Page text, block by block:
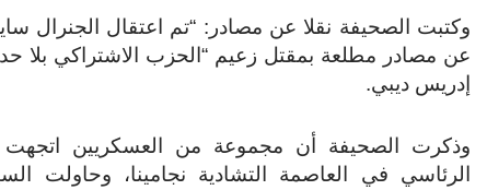
وكتبت الصحيفة نقلا عن مصادر: “تم اعتقال الجنرال
عن مصادر مطلعة بمقتل زعيم “الحزب الاشتراكي بلا
إدريس ديبي.
وذكرت الصحيفة أن مجموعة من العسكريين اتجهت
الرئاسي في العاصمة التشادية نجامينا، وحاولت